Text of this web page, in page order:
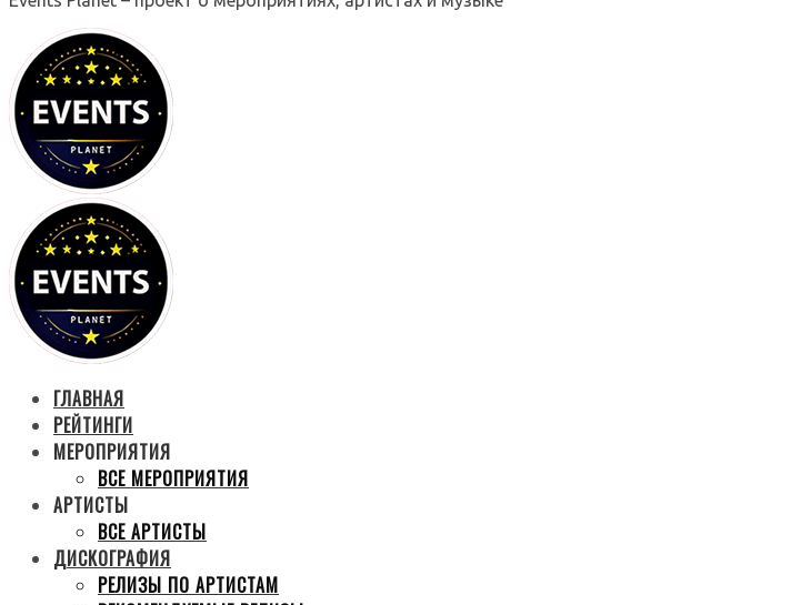
ГЛАВНАЯ
РЕЙТИНГИ
МЕРОПРИЯТИЯ
ВСЕ МЕРОПРИЯТИЯ
АРТИСТЫ
ВСЕ АРТИСТЫ
ДИСКОГРАФИЯ
РЕЛИЗЫ ПО АРТИСТАМ